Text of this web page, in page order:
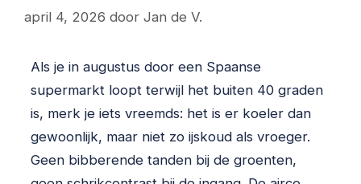
april 4, 2026 door Jan de V.
Als je in augustus door een Spaanse
supermarkt loopt terwijl het buiten 40 graden
is, merk je iets vreemds: het is er koeler dan
gewoonlijk, maar niet zo ijskoud als vroeger.
Geen bibberende tanden bij de groenten,